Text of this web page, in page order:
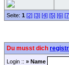
Seite: 1 [2] [3] [4] [5] [6]
Du musst dich
Login :: » Name